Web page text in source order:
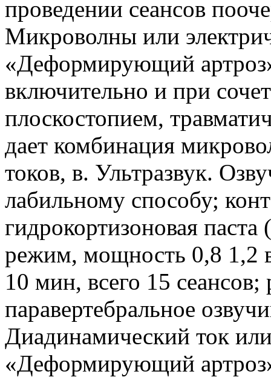
проведении сеансов
Микроволны или
«Деформирующий
включительно и при
плоскостопием,
дает комбинация
токов, в. Ультразвук.
лабильному способу;
гидрокортизоновая
режим, мощность 0,8 1,2
10 мин, всего 15 сеансов;
паравертебральное
Диадинамический ток
«Деформирующий